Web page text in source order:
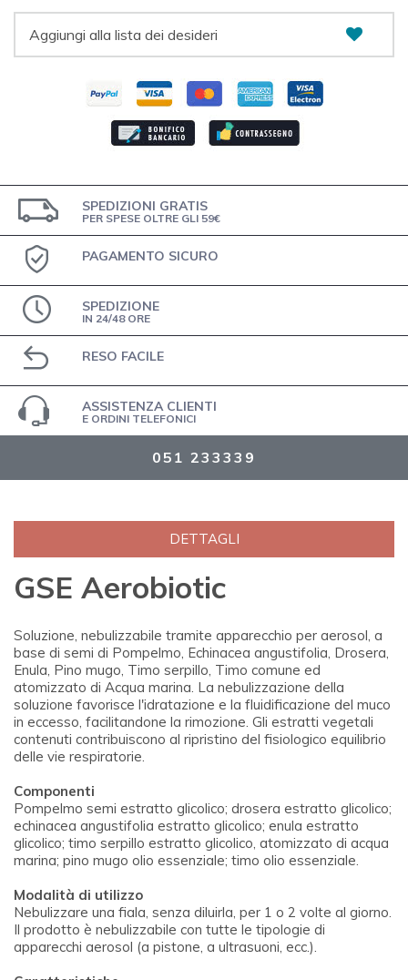
Aggiungi alla lista dei desideri
SPEDIZIONI GRATIS
PER SPESE OLTRE GLI 59€
PAGAMENTO SICURO
SPEDIZIONE
IN 24/48 ORE
RESO FACILE
ASSISTENZA CLIENTI
E ORDINI TELEFONICI
051 233339
DETTAGLI
GSE Aerobiotic
Soluzione, nebulizzabile tramite apparecchio per aerosol, a
base di semi di Pompelmo, Echinacea angustifolia, Drosera,
Enula, Pino mugo, Timo serpillo, Timo comune ed
atomizzato di Acqua marina. La nebulizzazione della
soluzione favorisce l'idratazione e la fluidificazione del muco
in eccesso, facilitandone la rimozione. Gli estratti vegetali
contenuti contribuiscono al ripristino del fisiologico equilibrio
delle vie respiratorie.
Componenti
Pompelmo semi estratto glicolico; drosera estratto glicolico;
echinacea angustifolia estratto glicolico; enula estratto
glicolico; timo serpillo estratto glicolico, atomizzato di acqua
marina; pino mugo olio essenziale; timo olio essenziale.
Modalità di utilizzo
Nebulizzare una fiala, senza diluirla, per 1 o 2 volte al giorno.
Il prodotto è nebulizzabile con tutte le tipologie di
apparecchi aerosol (a pistone, a ultrasuoni, ecc.).